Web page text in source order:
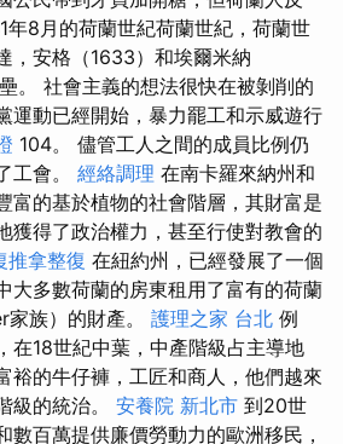
年8月的荷蘭世紀荷蘭世紀，荷蘭世
，安格（1633）和埃爾米納
。 社會主義的想法很快在被剝削的
運動已經開始，暴力罷工和示威遊行
104。 儘管工人之間的成員比例仍
工會。 經絡調理 在南卡羅來納州和
富的基於植物的社會階層，其財富是
獲得了政治權力，甚至行使對教會的
推拿整復 在紐約州，已經發展了一個
大多數荷蘭的房東租用了富有的荷蘭
族）的財產。 護理之家 台北 例
在18世紀中葉，中產階級占主導地
裕的牛仔褲，工匠和商人，他們越來
級的統治。 安養院 新北市 到20世
數百萬提供廉價勞動力的歐洲移民，